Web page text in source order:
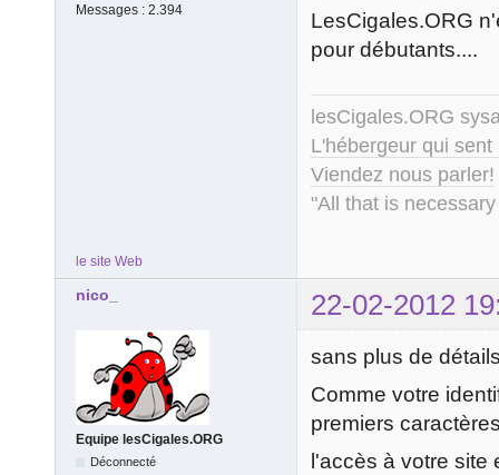
Messages : 2.394
LesCigales.ORG
pour débutants....
lesCigales.ORG
L'hébergeur qui
Viendez nous parler!
"All that is
le site Web
nico_ 22-02-2012
Equipe lesCigales.ORG
Déconnecté
sans plus de
Comme votre
premiers
l'accès à votre site